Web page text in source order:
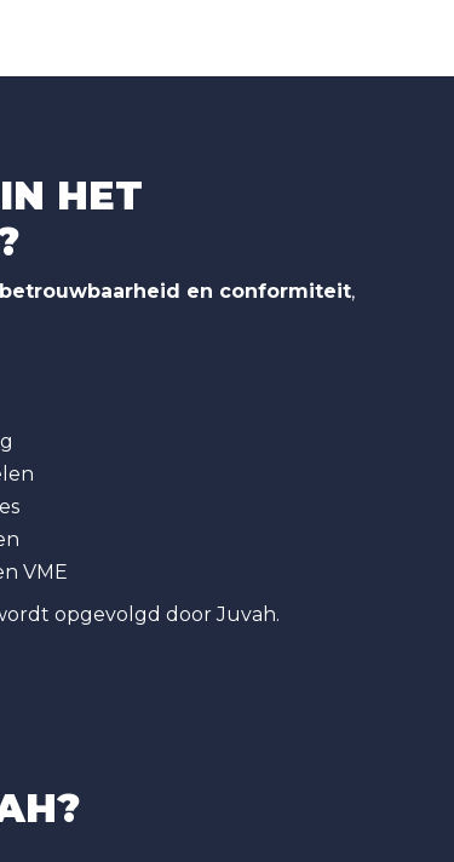
HET
betrouwbaarheid en conformiteit,
VME
opgevolgd door Juvah.